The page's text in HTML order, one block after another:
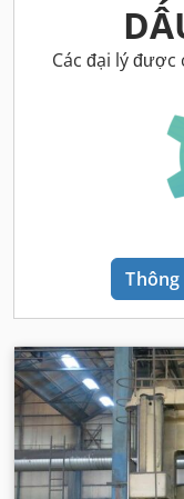
Các đại lý